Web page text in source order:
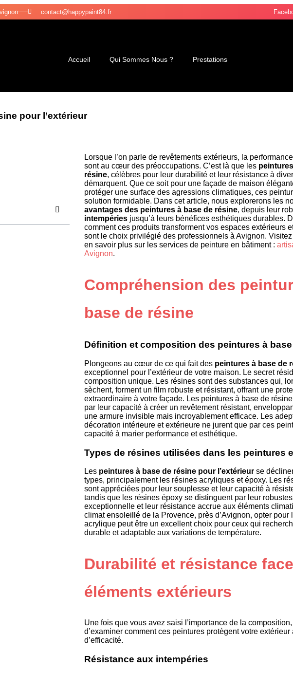
contact@happypaint84.fr
Accueil Qui Sommes Nous ? Prestations
pour l’extérieur
Lorsque l’on parle de revêtements extérieurs, la
sont au cœur des préoccupations. C’est là que les
résine, célèbres pour leur durabilité et leur résistance à
démarquent. Que ce soit pour une façade de maison
protéger une surface des agressions climatiques, ces
solution formidable. Dans cet article, nous explorerons les
avantages des peintures à base de résine, depuis leur
intempéries jusqu’à leurs bénéfices esthétiques durables.
comment ces produits transforment vos espaces extérieurs
sont le choix privilégié des professionnels à Avignon.
en savoir plus sur les services de peinture en bâtiment :
Avignon.
Compréhension des
base de résine
Définition et composition des peintures à
Plongeons au cœur de ce qui fait des peintures à base de
exceptionnel pour l’extérieur de votre maison. Le secret
composition unique. Les résines sont des substances qui,
sèchent, forment un film robuste et résistant, offrant une
extraordinaire à votre façade. Les peintures à base de
par leur capacité à créer un revêtement résistant,
une armure invisible mais incroyablement efficace. Les
décoration intérieure et extérieure ne jurent que par ces
capacité à marier performance et esthétique.
Types de résines utilisées dans les peintures
Les peintures à base de résine pour l’extérieur se
types, principalement les résines acryliques et époxy. Les
sont appréciées pour leur souplesse et leur capacité à
tandis que les résines époxy se distinguent par leur
exceptionnelle et leur résistance accrue aux éléments
climat ensoleillé de la Provence, près d’Avignon, opter pour
acrylique peut être un excellent choix pour ceux qui
durable et adaptable aux variations de température.
Durabilité et résistance
éléments extérieurs
Une fois que vous avez saisi l’importance de la
d’examiner comment ces peintures protègent votre extérieur
d’efficacité.
Résistance aux intempéries